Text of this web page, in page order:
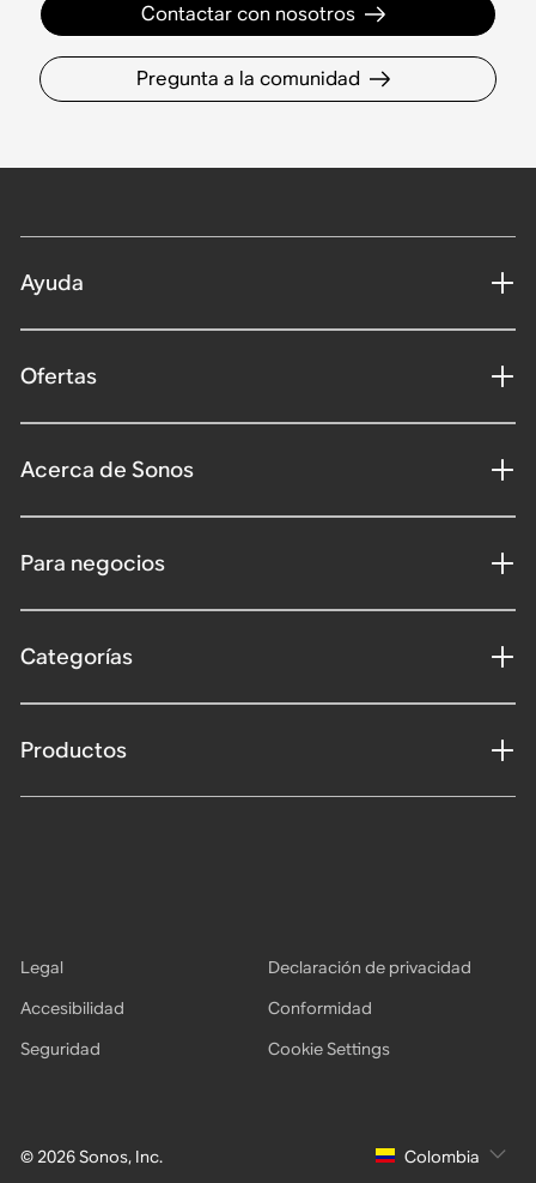
Contactar con nosotros
Pregunta a la comunidad
Ayuda
Ofertas
Acerca de Sonos
Para negocios
Categorías
Productos
© 2026 Sonos, Inc.
Legal
Declaración de privacidad
Accesibilidad
Conformidad
Seguridad
Cookie Settings
Colombia